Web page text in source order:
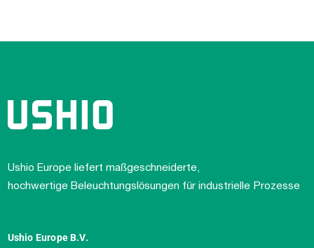
Ushio Europe liefert maßgeschneiderte,
hochwertige Beleuchtungslösungen für industrielle Prozesse
Ushio Europe B.V.